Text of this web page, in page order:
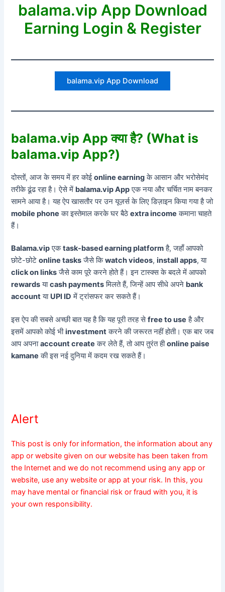
balama.vip App Download
Earning Login & Register
balama.vip App Download
balama.vip App क्या है? (What is
balama.vip App?)
दोस्तों, आज के समय में हर कोईonline earningके आसान और भरोसेमंद
तरीके ढूंढ रहा है। ऐसे में balama.vip Appएक नया और चर्चित नाम बनकर
सामने आया है। यह ऐप खासतौर पर उन यूज़र्स के लिए डिज़ाइन किया गया है जो
mobile phone का इस्तेमाल करके घर बैठेextra income कमाना चाहते
हैं।
Balama.vipएकtask-based earning platformहै, जहाँ आपको
छोटे-छोटेonline tasksजैसे किwatch videos,install apps, या
click on linksजैसे काम पूरे करने होते हैं। इन टास्क्स के बदले में आपको
rewardsयाcash paymentsमिलते हैं, जिन्हें आप सीधे अपने bank
accountया UPI ID में ट्रांसफर कर सकते हैं।
इस ऐप की सबसे अच्छी बात यह है कि यह पूरी तरह सेfree to use है और
इसमें आपको कोई भीinvestmentकरने की जरूरत नहीं होती। एक बार जब
आप अपनाaccount create कर लेते हैं, तो आप तुरंत हीonline paise
kamane की इस नई दुनिया में कदम रख सकते हैं।
Alert
This post is only for information, the information about any
app or website given on our website has been taken from
the Internet and we do not recommend using any app or
website, use any website or app at your risk. In this, you
may have mental or financial risk or fraud with you, it is
your own responsibility.